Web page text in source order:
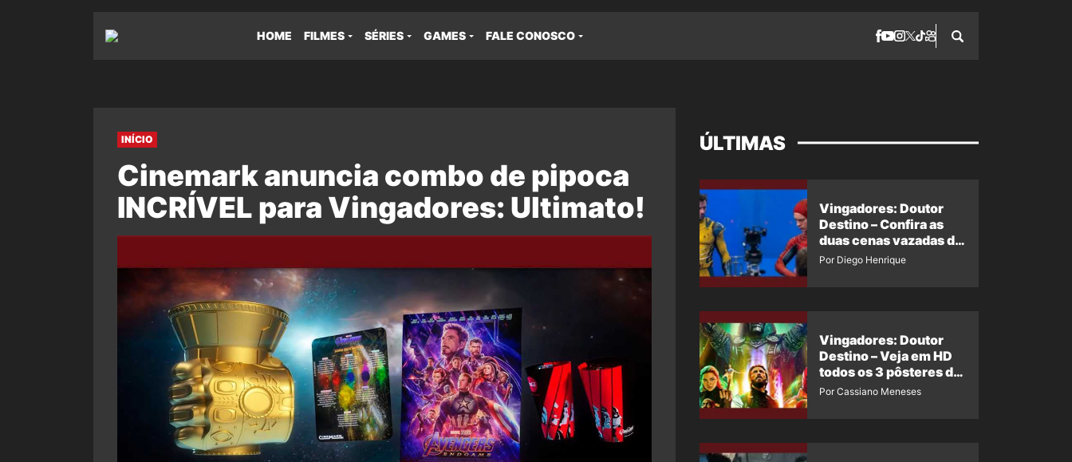
HOME FILMES SÉRIES GAMES FALE CONOSCO
INÍCIO
Cinemark anuncia combo de pipoca
INCRÍVEL para Vingadores: Ultimato!
ÚLTIMAS
Vingadores: Doutor
Destino – Confira as
duas cenas vazadas do
Wolverine e o Homem-
Por Diego Henrique
Vingadores: Doutor
Destino – Veja em HD
todos os 3 pôsteres de
‘Doomsday’ + 1 imagem
Por Cassiano Meneses